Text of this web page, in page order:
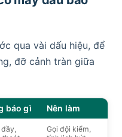
qua vài dấu hiệu, để
đỡ cảnh tràn giữa
báo gì Nên làm
Gọi đội kiểm,